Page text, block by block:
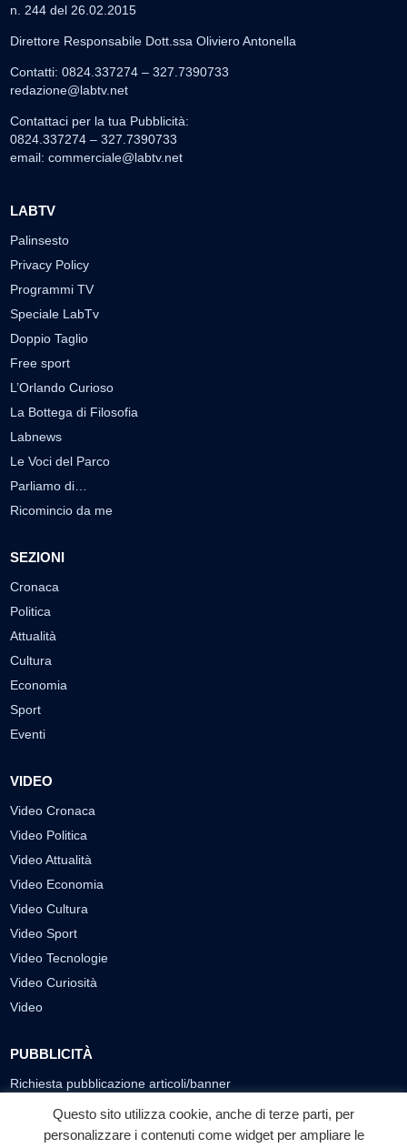
n. 244 del 26.02.2015
Direttore Responsabile Dott.ssa Oliviero Antonella
Contatti: 0824.337274 – 327.7390733
redazione@labtv.net
Contattaci per la tua Pubblicità:
0824.337274 – 327.7390733
email: commerciale@labtv.net
LABTV
Palinsesto
Privacy Policy
Programmi TV
Speciale LabTv
Doppio Taglio
Free sport
L’Orlando Curioso
La Bottega di Filosofia
Labnews
Le Voci del Parco
Parliamo di…
Ricomincio da me
SEZIONI
Cronaca
Politica
Attualità
Cultura
Economia
Sport
Eventi
VIDEO
Video Cronaca
Video Politica
Video Attualità
Video Economia
Video Cultura
Video Sport
Video Tecnologie
Video Curiosità
Video
PUBBLICITÀ
Richiesta pubblicazione articoli/banner
SEGUICI SUI SOCIAL
Questo sito utilizza cookie, anche di terze parti, per
personalizzare i contenuti come widget per ampliare le